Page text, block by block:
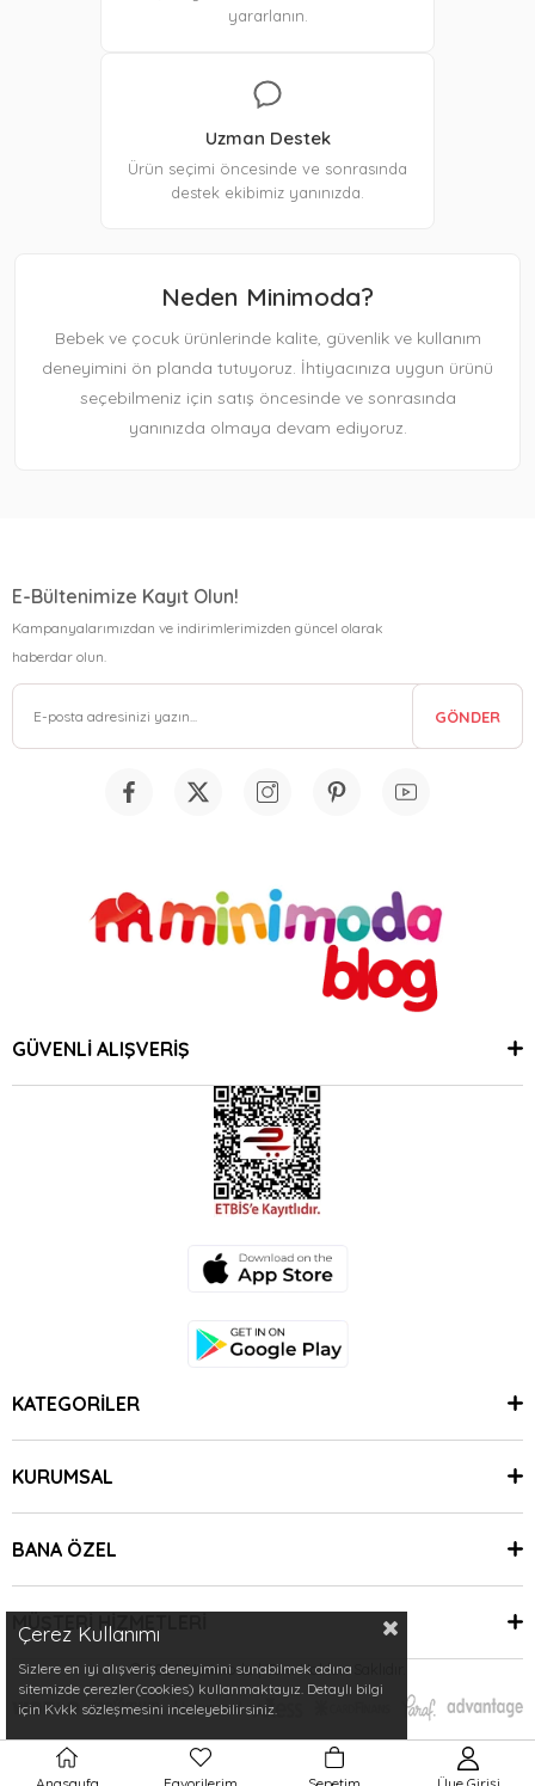
yararlanın.
Uzman Destek
Ürün seçimi öncesinde ve sonrasında
destek ekibimiz yanınızda.
Neden Minimoda?
Bebek ve çocuk ürünlerinde kalite, güvenlik ve kullanım
deneyimini ön planda tutuyoruz. İhtiyacınıza uygun ürünü
seçebilmeniz için satış öncesinde ve sonrasında
yanınızda olmaya devam ediyoruz.
E-Bültenimize Kayıt Olun!
Kampanyalarımızdan ve indirimlerimizden güncel olarak
haberdar olun.
GÖNDER
GÜVENLİ ALIŞVERİŞ
KATEGORİLER
KURUMSAL
BANA ÖZEL
MÜŞTERİ HİZMETLERİ
© 2024 Minimoda | Tüm Hakları Saklıdır.
Çerez Kullanımı
Sizlere en iyi alışveriş deneyimini sunabilmek adına
sitemizde çerezler(cookies) kullanmaktayız. Detaylı bilgi
için Kvkk sözleşmesini inceleyebilirsiniz.